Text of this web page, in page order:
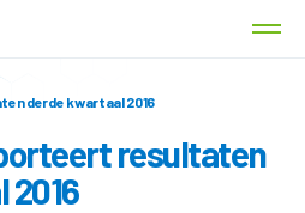
derde kwartaal 2016
resultaten